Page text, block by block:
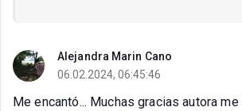
Alejandra Marin Cano
06.02.2024, 06:45:46
Me encantó... Muchas gracias autora